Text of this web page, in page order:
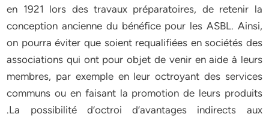
en 1921 lors des travaux préparatoires, de retenir la
conception ancienne du bénéfice pour les ASBL. Ainsi,
on pourra éviter que soient requalifiées en sociétés des
associations qui ont pour objet de venir en aide à leurs
membres, par exemple en leur octroyant des services
communs ou en faisant la promotion de leurs produits
.La possibilité d’octroi d’avantages indirects aux